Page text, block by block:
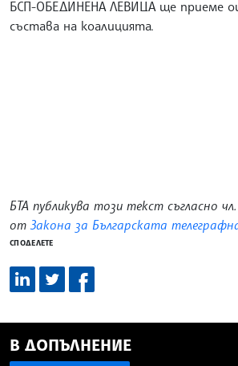
БСП-ОБЕДИНЕНА ЛЕВИЦА ще приеме
състава на коалицията.
БТА публикува този текст съгласно
от Закона за Българската
СПОДЕЛЕТЕ
В ДОПЪЛНЕНИЕ